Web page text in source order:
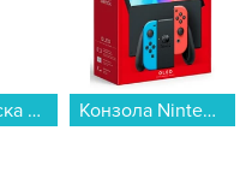
Конзола Nintendo Switch OLED (Red/Blue JOY-CON)... Вграден абсорбатор Crown CT6040IX...